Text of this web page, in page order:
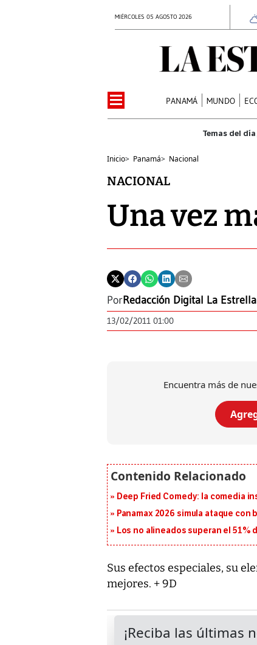
MIÉRCOLES 05 AGOSTO 2026
PANAMÁ MUNDO
Inicio> Panamá> Nacional
NACIONAL
Una vez
PorRedacción Digital La Estrella
13/02/2011 01:00
Encuentra más de
Deep Fried Comedy: la comedia
Panamax 2026 simula ataque con
Los no alineados superan el
Sus efectos especiales, su
mejores. + 9D